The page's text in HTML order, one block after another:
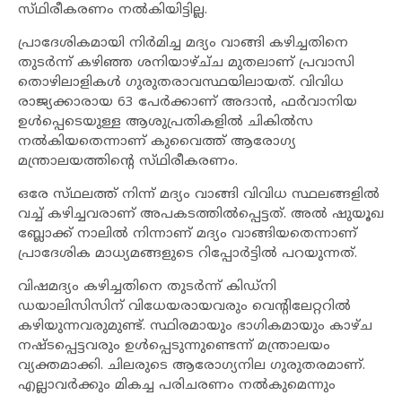
സ്‌ഥിരീകരണം നൽകിയിട്ടില്ല.
പ്രാദേശികമായി നിർമിച്ച മദ്യം വാങ്ങി കഴിച്ചതിനെ
തുടർന്ന് കഴിഞ്ഞ ശനിയാഴ്ച്‌ച മുതലാണ് പ്രവാസി
തൊഴിലാളികൾ ഗുരുതരാവസ്ഥയിലായത്. വിവിധ
രാജ്യക്കാരായ 63 പേർക്കാണ് അദാൻ, ഫർവാനിയ
ഉൾപ്പെടെയുള്ള ആശുപ്രതികളിൽ ചികിൽസ
നൽകിയതെന്നാണ് കുവൈത്ത് ആരോഗ്യ
മന്ത്രാലയത്തിന്റെ സ്‌ഥിരീകരണം.
ഒരേ സ്‌ഥലത്ത് നിന്ന് മദ്യം വാങ്ങി വിവിധ സ്ഥലങ്ങളിൽ
വച്ച് കഴിച്ചവരാണ് അപകടത്തിൽപ്പെട്ടത്. അൽ ഷുയൂഖ
ബ്ലോക്ക് നാലിൽ നിന്നാണ് മദ്യം വാങ്ങിയതെന്നാണ്
പ്രാദേശിക മാധ്യമങ്ങളുടെ റിപ്പോർട്ടിൽ പറയുന്നത്.
വിഷമദ്യം കഴിച്ചതിനെ തുടർന്ന് കിഡ്‌നി
ഡയാലിസിസിന് വിധേയരായവരും വെന്റിലേറ്ററിൽ
കഴിയുന്നവരുമുണ്ട്. സ്ഥിരമായും ഭാഗികമായും കാഴ്ച‌
നഷ്‌ടപ്പെട്ടവരും ഉൾപ്പെടുന്നുണ്ടെന്ന് മന്ത്രാലയം
വ്യക്തമാക്കി. ചിലരുടെ ആരോഗ്യനില ഗുരുതരമാണ്.
എല്ലാവർക്കും മികച്ച പരിചരണം നൽകുമെന്നും